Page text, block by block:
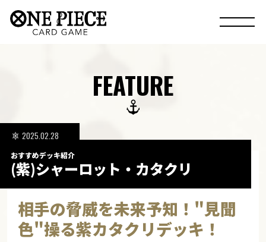
FEATURE
おすすめデッキ紹介
(紫)シャーロット・カタクリ
2025.02.28
相手の脅威を未来予知！"見聞
色"操る紫カタクリデッキ！